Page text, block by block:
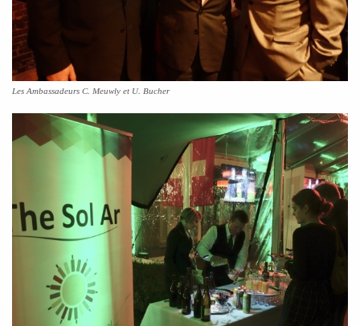
Les Ambassadeurs C. Meuwly et U. Bucher